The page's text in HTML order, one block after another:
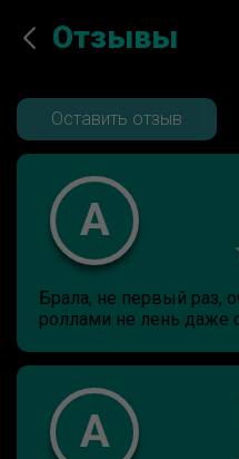
Отзывы
Оставить отзыв
А
Брала, не первый раз,
роллами не лень даже
А